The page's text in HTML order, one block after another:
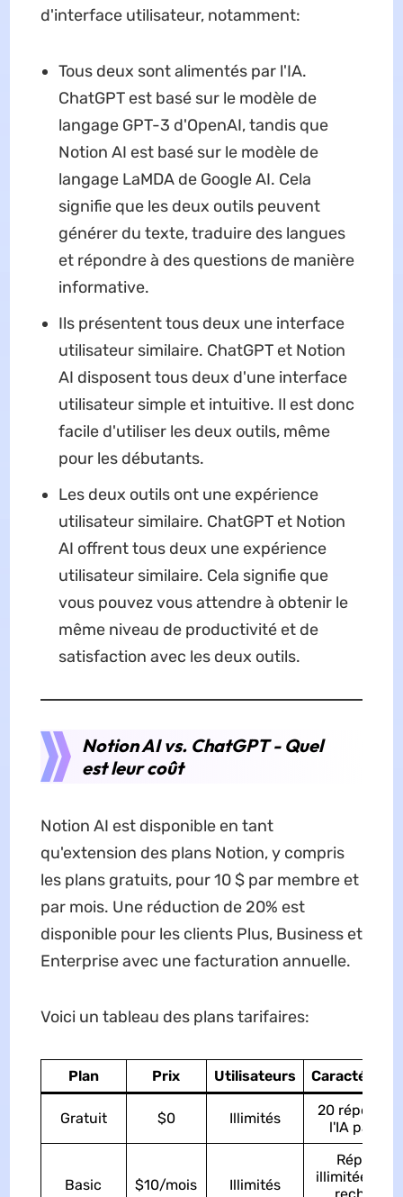
d'interface utilisateur, notamment:
Tous deux sont alimentés par l'IA.
ChatGPT est basé sur le modèle de
langage GPT-3 d'OpenAI, tandis que
Notion AI est basé sur le modèle de
langage LaMDA de Google AI. Cela
signifie que les deux outils peuvent
générer du texte, traduire des langues
et répondre à des questions de manière
informative.
Ils présentent tous deux une interface
utilisateur similaire. ChatGPT et Notion
AI disposent tous deux d'une interface
utilisateur simple et intuitive. Il est donc
facile d'utiliser les deux outils, même
pour les débutants.
Les deux outils ont une expérience
utilisateur similaire. ChatGPT et Notion
AI offrent tous deux une expérience
utilisateur similaire. Cela signifie que
vous pouvez vous attendre à obtenir le
même niveau de productivité et de
satisfaction avec les deux outils.
Notion AI vs. ChatGPT - Quel
est leur coût
Notion AI est disponible en tant
qu'extension des plans Notion, y compris
les plans gratuits, pour 10 $ par membre et
par mois. Une réduction de 20% est
disponible pour les clients Plus, Business et
Enterprise avec une facturation annuelle.
Voici un tableau des plans tarifaires:
Plan Prix Utilisateurs
Gratuit $0 Illimités
20
l'IA par
Basic $10/mois Illimités
Réponses
illimitées de